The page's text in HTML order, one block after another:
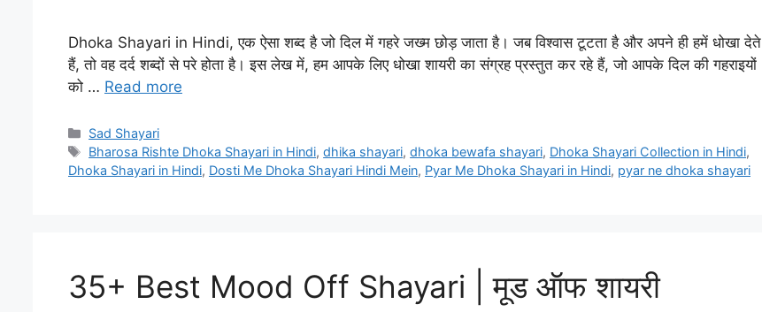
Dhoka Shayari in Hindi, एक ऐसा शब्द है जो दिल में गहरे जख्म छोड़ जाता है। जब विश्वास टूटता है और अपने ही हमें धोखा देते
हैं, तो वह दर्द शब्दों से परे होता है। इस लेख में, हम आपके लिए धोखा शायरी का संग्रह प्रस्तुत कर रहे हैं, जो आपके दिल की गहराइयों
को … Read more
Categories
Sad Shayari
Tags
Bharosa Rishte Dhoka Shayari in Hindi,dhika shayari,dhoka bewafa shayari, Dhoka Shayari Collection in Hindi,
Dhoka Shayari in Hindi, Dosti Me Dhoka Shayari Hindi Mein, Pyar Me Dhoka Shayari in Hindi, pyar ne dhoka shayari
35+ Best Mood Off Shayari | मूड ऑफ शायरी